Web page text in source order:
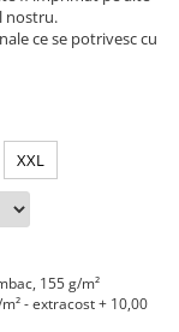
nostru.
ce se potrivesc cu
XXL
155 g/m²
- extracost + 10,00